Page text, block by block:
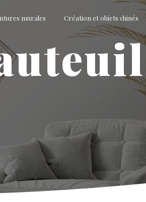
murales Création et objets chinés